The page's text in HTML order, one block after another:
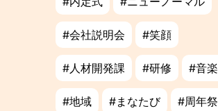
会社説明会 笑顔
人材開発課 研修 音楽
地域 まなたび 周年祭